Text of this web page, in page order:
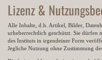
Lizenz &
Alle Inhalte, d.h. Artikel, Bilder,
urheberrechtlich geschützt. Sie dürfen
des Instituts in irgendeiner Form
Jegliche Nutzung ohne Zustimmung